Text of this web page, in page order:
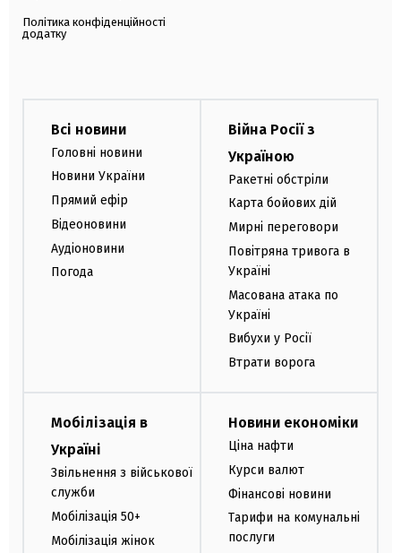
Політика конфіденційності
додатку
Всі новини
Головні новини
Новини України
Прямий ефір
Відеоновини
Аудіоновини
Погода
Війна Росії з
Україною
Ракетні обстріли
Карта бойових дій
Мирні переговори
Повітряна тривога в
Україні
Масована атака по
Україні
Вибухи у Росії
Втрати ворога
Мобілізація в
Україні
Звільнення з військової
служби
Мобілізація 50+
Мобілізація жінок
Новини економіки
Ціна нафти
Курси валют
Фінансові новини
Тарифи на комунальні
послуги